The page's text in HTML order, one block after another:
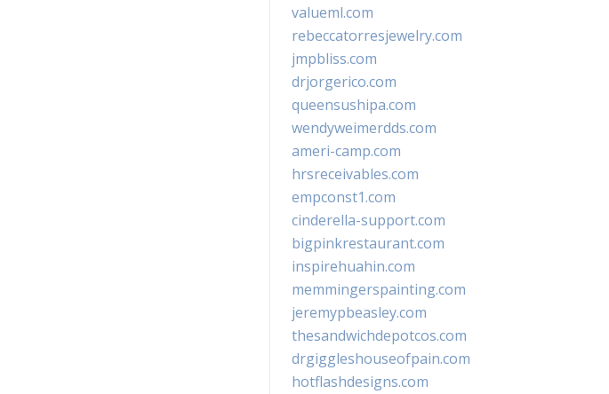
valueml.com
rebeccatorresjewelry.com
jmpbliss.com
drjorgerico.com
queensushipa.com
wendyweimerdds.com
ameri-camp.com
hrsreceivables.com
empconst1.com
cinderella-support.com
bigpinkrestaurant.com
inspirehuahin.com
memmingerspainting.com
jeremypbeasley.com
thesandwichdepotcos.com
drgiggleshouseofpain.com
hotflashdesigns.com